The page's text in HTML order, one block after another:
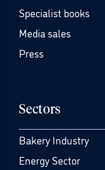
Specialist books
Media sales
Press
Sectors
Bakery Industry
Energy Sector